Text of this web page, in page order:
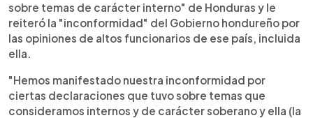
sobre temas de carácter interno" de Honduras y le
reiteró la "inconformidad" del Gobierno hondureño por
las opiniones de altos funcionarios de ese país, incluida
ella.
"Hemos manifestado nuestra inconformidad por
ciertas declaraciones que tuvo sobre temas que
consideramos internos y de carácter soberano y ella (la